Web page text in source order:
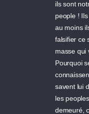
ils sont
people !
au moins
falsifier ce
masse qui
Pourquoi
savent lui
les
demeuré,